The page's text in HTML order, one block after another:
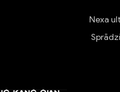
Nexa